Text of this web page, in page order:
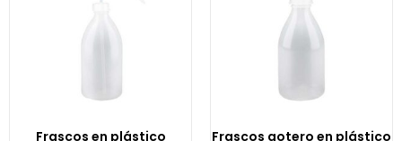
Frascos en plástico
Frascos gotero en plástico